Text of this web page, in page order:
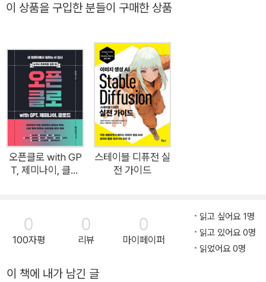
이 상품을 구입한 분들이 구매한 상품
오픈클로 with GP
T, 제미나이, 클로
스테이블 디퓨전 실
전 가이드
0
100자평
0
리뷰
0
마이페이퍼
읽고 싶어요 1명
읽고 있어요 0명
읽었어요 0명
이 책에 내가 남긴 글